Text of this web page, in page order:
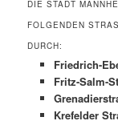
DIE STADT
FOLGENDEN
URCH:
Friedrich-
Fritz-Salm-
Krefelder